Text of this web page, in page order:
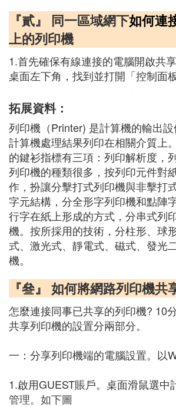
『貳』 同一區域網下如何連
上的列印機
1.首先確保有線連接的電腦開啟共
桌面左下角，找到並打開「控制面板
拓展資料：
列印機（Printer) 是計算機的輸出
計算機處理結果列印在相關介質上
的鍵衫指標有三項：列印解析度，
列印機的種類很多，按列印元件對
作，扮讓分擊打式列印機與非擊打
字元結構，分全形字列印機和點陣
行字在紙上形成的方式，分串式列
機。按所採用的技術，分柱形、球
式、激光式、靜電式、磁式、發光
機。
『叄』 如何將網路列印機共
怎麼連接同事已共享的列印機? 10
共享列印機的設置分兩部分。
一：分享列印機端的電腦設置。以
1.啟用GUEST賬戶。桌面滑鼠選中
管理。如下圖